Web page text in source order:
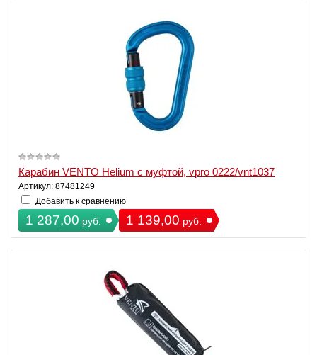
Карабин VENTO Helium с муфтой, vpro 0222/vnt1037
Артикул: 87481249
Добавить к сравнению
1 287,00 руб. 1 139,00 руб.